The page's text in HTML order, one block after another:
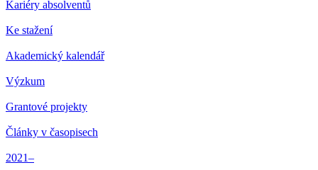
Kariéry absolventů
Ke stažení
Akademický kalendář
Výzkum
Grantové projekty
Články v časopisech
2021–